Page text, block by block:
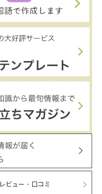
レビュー・口コミ